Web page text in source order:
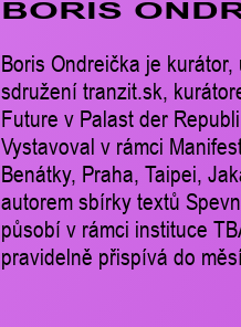
BORIS
Boris Ondreička je
sdružení tranzit.sk,
Future v Palast der
Vystavoval v rámci
Benátky, Praha, Taipei,
autorem sbírky textů
působí v rámci instituce
pravidelně přispívá do